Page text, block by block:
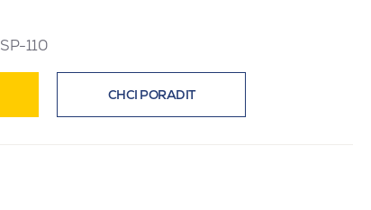
SP-110
CHCI PORADIT